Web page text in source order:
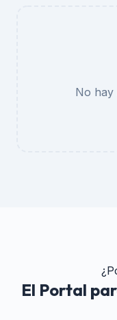
No hay
El Portal